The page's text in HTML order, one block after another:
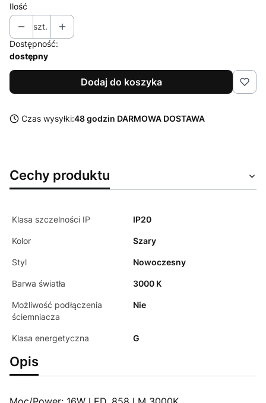
Ilość
szt.
Dostępność:
dostępny
Dodaj do koszyka
Czas wysyłki:48 godzin DARMOWA DOSTAWA
Cechy produktu
Klasa szczelności IP IP20
Kolor Szary
Styl Nowoczesny
Barwa światła 3000 K
Możliwość podłączenia
ściemniacza
Nie
Klasa energetyczna G
Opis